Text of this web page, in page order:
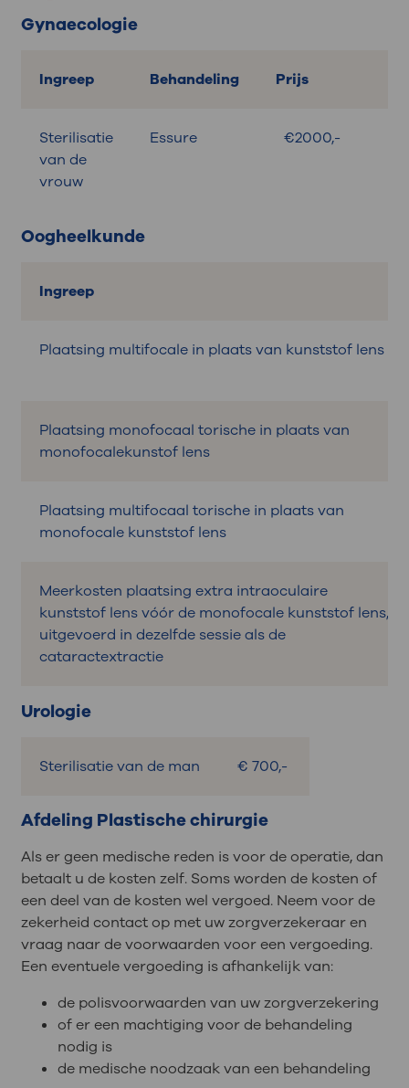
Gynaecologie
Ingreep Behandeling Prijs
Sterilisatie
van de
vrouw
Essure €2000,-
Oogheelkunde
Ingreep
Plaatsing multifocale in plaats van kunststof lens
Plaatsing monofocaal torische in plaats van
monofocalekunstof lens
Plaatsing multifocaal torische in plaats van
monofocale kunststof lens
Meerkosten plaatsing extra intraoculaire
kunststof lens vóór de monofocale kunststof lens,
uitgevoerd in dezelfde sessie als de
cataractextractie
Urologie
Sterilisatie van de man € 700,-
Afdeling Plastische chirurgie
Als er geen medische reden is voor de operatie, dan
betaalt u de kosten zelf. Soms worden de kosten of
een deel van de kosten wel vergoed. Neem voor de
zekerheid contact op met uw zorgverzekeraar en
vraag naar de voorwaarden voor een vergoeding.
Een eventuele vergoeding is afhankelijk van:
de polisvoorwaarden van uw zorgverzekering
of er een machtiging voor de behandeling
nodig is
de medische noodzaak van een behandeling